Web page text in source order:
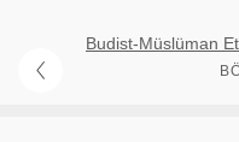
Budist-Müslüman